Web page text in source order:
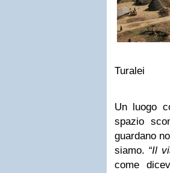
Turalei
Un luogo
spazio
guardano
siamo. “Il
come